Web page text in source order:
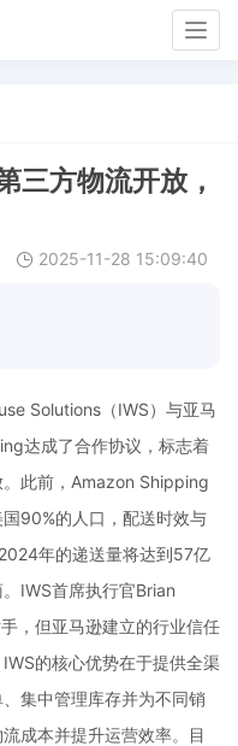
三方物流开放，
2025-11-28 15:09:40
Solutions（IWS）与亚马
达成了合作协议，标志着
此前，Amazon Shipping
90%的人口，配送时效与
年的递送量将达到57亿
IWS首席执行官Brian
，但亚马逊建立的行业信任
的核心优势在于提供全渠
集中管理库存并为不同销
成本并提升运营效率。目